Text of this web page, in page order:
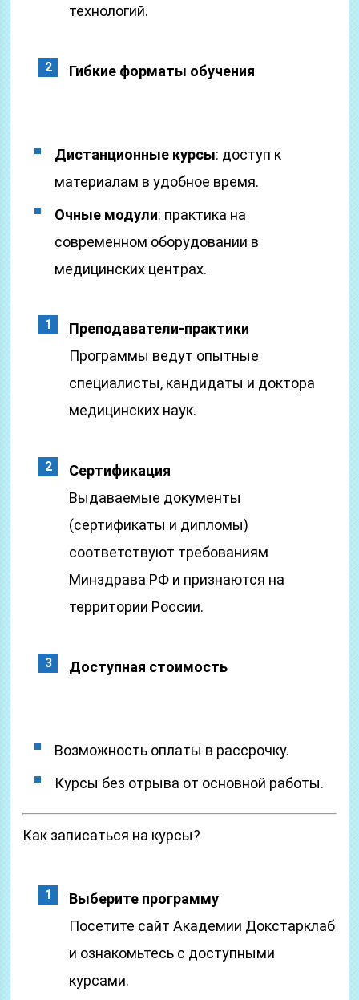
технологий.
Гибкие форматы обучения
Дистанционные курсы: доступ к
материалам в удобное время.
Очные модули: практика на
современном оборудовании в
медицинских центрах.
Преподаватели-практики
Программы ведут опытные
специалисты, кандидаты и доктора
медицинских наук.
Сертификация
Выдаваемые документы
(сертификаты и дипломы)
соответствуют требованиям
Минздрава РФ и признаются на
территории России.
Доступная стоимость
Возможность оплаты в рассрочку.
Курсы без отрыва от основной работы.
Как записаться на курсы?
Выберите программу
Посетите сайт Академии Докстарклаб
и ознакомьтесь с доступными
курсами.